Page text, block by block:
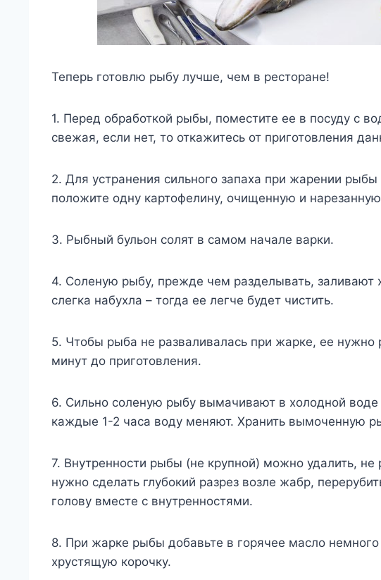
Теперь готовлю рыбу лучше, чем в ресторане!
1. Перед обработкой рыбы, поместите ее в посуду с
свежая, если нет, то откажитесь от приготовления
2. Для устранения сильного запаха при жарении
положите одну картофелину, очищенную и
3. Рыбный бульон солят в самом начале варки.
4. Соленую рыбу, прежде чем разделывать, заливают
слегка набухла – тогда ее легче будет чистить.
5. Чтобы рыба не разваливалась при жарке, ее нужно
минут до приготовления.
6. Сильно соленую рыбу вымачивают в холодной
каждые 1-2 часа воду меняют. Хранить вымоченную
7. Внутренности рыбы (не крупной) можно удалить,
нужно сделать глубокий разрез возле жабр,
голову вместе с внутренностями.
8. При жарке рыбы добавьте в горячее масло
хрустящую корочку.